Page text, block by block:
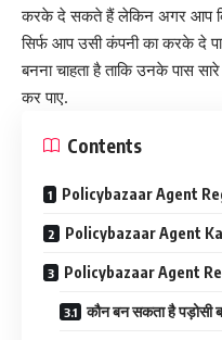
करके दे सकते हैं लेकिन अगर आप
सिर्फ आप उसी कंपनी का करके दे
बनना चाहता है ताकि उनके पास
कर पाए.
Contents
Policybazaar Agent
Policybazaar Agent
Policybazaar Agent
कौन बन सकता है पड़ोसी